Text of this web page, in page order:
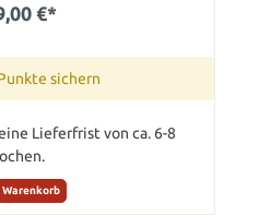
€*
sichern
Lieferfrist von ca. 6-8
Warenkorb